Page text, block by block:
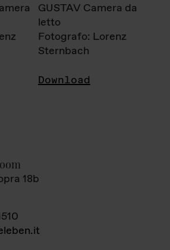
GUSTAV Camera da
letto
Fotografo: Lorenz
Sternbach
Download
18b